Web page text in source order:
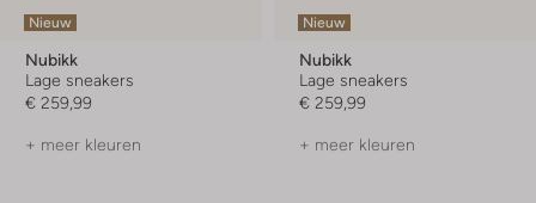
Nieuw
Nubikk
Lage sneakers
€ 259,99
+ meer kleuren
Nieuw
Nubikk
Lage sneakers
€ 259,99
+ meer kleuren